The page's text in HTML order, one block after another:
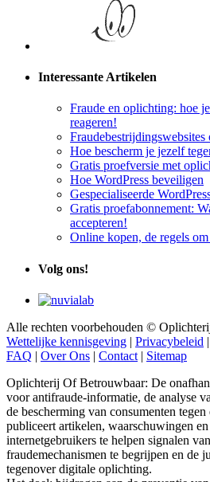
Interessante Artikelen
Fraude en oplichting: hoe
reageren!
Fraudebestrijdingswebsites
Hoe bescherm je jezelf
Gratis proefversie met
Hoe WordPress beveiligen
Gespecialiseerde
Gratis proefabonnement:
accepteren!
Online kopen, de regels
Volg ons!
Alle rechten voorbehouden ©
Wettelijke kennisgeving | Privacybeleid |
FAQ | Over Ons | Contact | Sitemap
Oplichterij Of Betrouwbaar: De
voor antifraude-informatie, de analyse
de bescherming van consumenten
publiceert artikelen, waarschuwingen
internetgebruikers te helpen signalen
fraudemechanismen te begrijpen en de
tegenover digitale oplichting.